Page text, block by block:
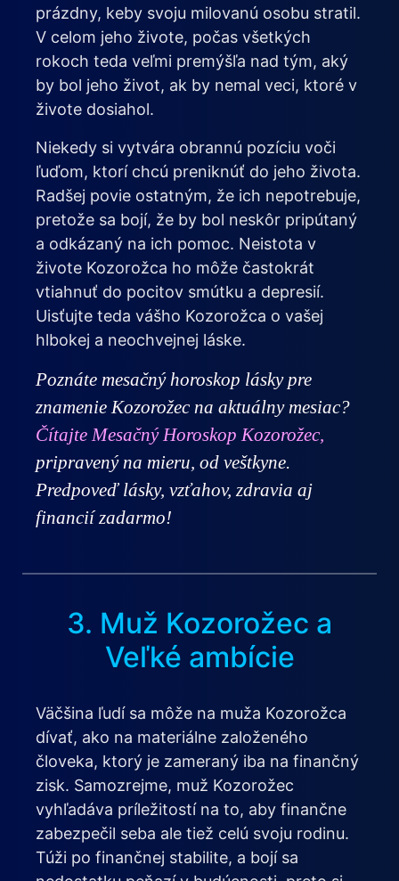
prázdny, keby svoju milovanú osobu stratil.
V celom jeho živote, počas všetkých
rokoch teda veľmi premýšľa nad tým, aký
by bol jeho život, ak by nemal veci, ktoré v
živote dosiahol.
Niekedy si vytvára obrannú pozíciu voči
ľuďom, ktorí chcú preniknúť do jeho života.
Radšej povie ostatným, že ich nepotrebuje,
pretože sa bojí, že by bol neskôr pripútaný
a odkázaný na ich pomoc. Neistota v
živote Kozorožca ho môže častokrát
vtiahnuť do pocitov smútku a depresií.
Uisťujte teda vášho Kozorožca o vašej
hlbokej a neochvejnej láske.
Poznáte mesačný horoskop lásky pre
znamenie Kozorožec na aktuálny mesiac?
Čítajte Mesačný Horoskop Kozorožec,
pripravený na mieru, od veštkyne.
Predpoveď lásky, vzťahov, zdravia aj
financií zadarmo!
3. Muž Kozorožec a
Veľké ambície
Väčšina ľudí sa môže na muža Kozorožca
dívať, ako na materiálne založeného
človeka, ktorý je zameraný iba na finančný
zisk. Samozrejme, muž Kozorožec
vyhľadáva príležitostí na to, aby finančne
zabezpečil seba ale tiež celú svoju rodinu.
Túži po finančnej stabilite, a bojí sa